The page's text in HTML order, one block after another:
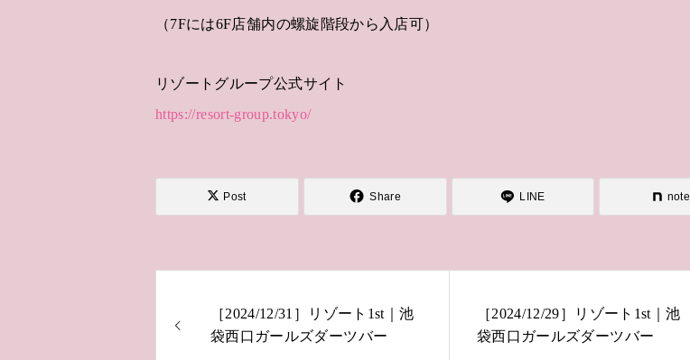
（7Fには6F店舗内の螺旋階段から入店可）
リゾートグループ公式サイト
https://resort-group.tokyo/
Post Share LINE note
［2024/12/31］リゾート1st｜池
袋西口ガールズダーツバー
［2024/12/29］リゾート1st｜池
袋西口ガールズダーツバー